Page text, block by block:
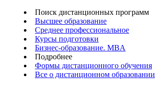
Поиск дистанционных программ
Высшее образование
Среднее профессиональное
Курсы подготовки
Бизнес-образование. MBA
Подробнее
Формы дистанционного обучения
Все о дистанционном образовании